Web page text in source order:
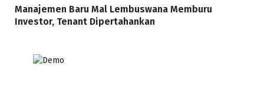
Manajemen Baru Mal Lembuswana Memburu
Investor, Tenant Dipertahankan